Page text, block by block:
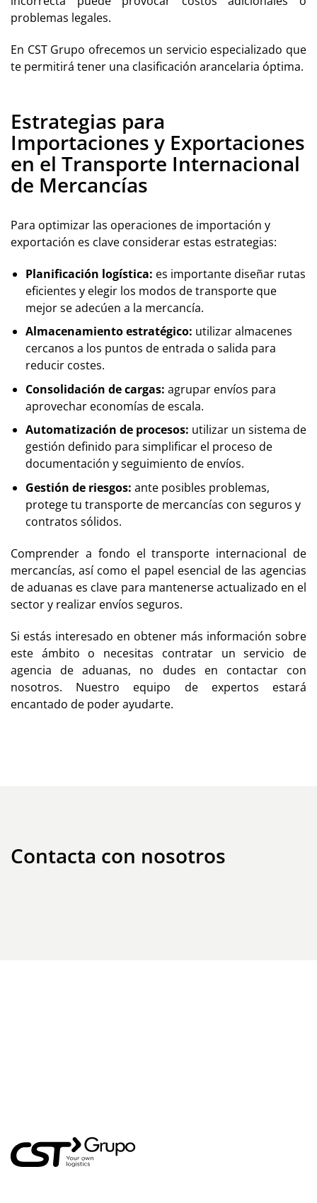
problemas legales.
En CST Grupo ofrecemos un servicio especializado que
te permitirá tener una clasificación arancelaria óptima.
Estrategias para
Importaciones y Exportaciones
en el Transporte Internacional
de Mercancías
Para optimizar las operaciones de importación y
exportación es clave considerar estas estrategias:
Planificación logística: es importante diseñar rutas
eficientes y elegir los modos de transporte que
mejor se adecúen a la mercancía.
Almacenamiento estratégico: utilizar almacenes
cercanos a los puntos de entrada o salida para
reducir costes.
Consolidación de cargas: agrupar envíos para
aprovechar economías de escala.
Automatización de procesos: utilizar un sistema de
gestión definido para simplificar el proceso de
documentación y seguimiento de envíos.
Gestión de riesgos: ante posibles problemas,
protege tu transporte de mercancías con seguros y
contratos sólidos.
Comprender a fondo el transporte internacional de
mercancías, así como el papel esencial de las agencias
de aduanas es clave para mantenerse actualizado en el
sector y realizar envíos seguros.
Si estás interesado en obtener más información sobre
este ámbito o necesitas contratar un servicio de
agencia de aduanas, no dudes en contactar con
nosotros. Nuestro equipo de expertos estará
encantado de poder ayudarte.
Contacta con nosotros